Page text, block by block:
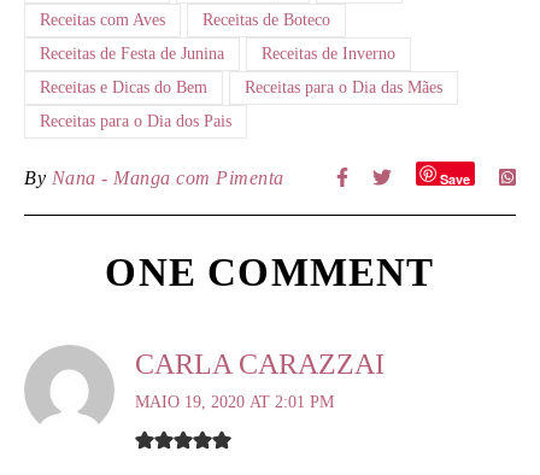
Receitas com Aves
Receitas de Boteco
Receitas de Festa de Junina
Receitas de Inverno
Receitas e Dicas do Bem
Receitas para o Dia das Mães
Receitas para o Dia dos Pais
By Nana - Manga com Pimenta Save
ONE COMMENT
CARLA CARAZZAI
MAIO 19, 2020 AT 2:01 PM